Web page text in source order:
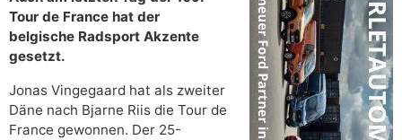
Tour de France hat der
belgische Radsport Akzente
gesetzt.
Jonas Vingegaard hat als zweiter
Däne nach Bjarne Riis die Tour de
France gewonnen. Der 25-